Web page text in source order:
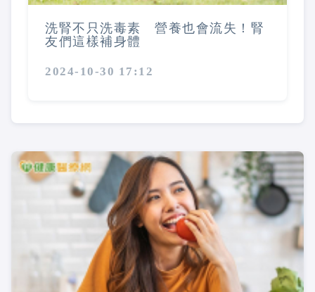
洗腎不只洗毒素 營養也會流失！腎
友們這樣補身體
2024-10-30 17:12